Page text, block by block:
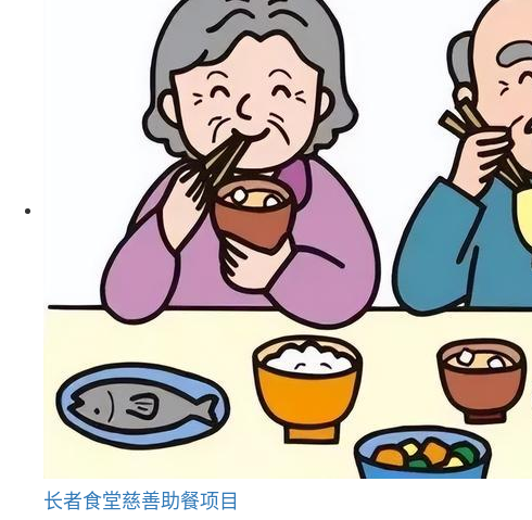
长者食堂慈善助餐项目